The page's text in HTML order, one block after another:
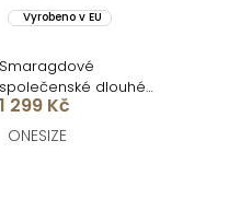
Vyrobeno v EU
Smaragdové
společenské dlouhé
korzetové šaty KARLOT
1 299 Kč
ONESIZE